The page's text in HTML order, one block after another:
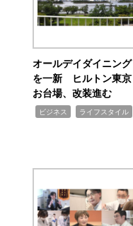
オールデイダイニング
を一新 ヒルトン東京
お台場、改装進む
ビジネス ライフスタイル